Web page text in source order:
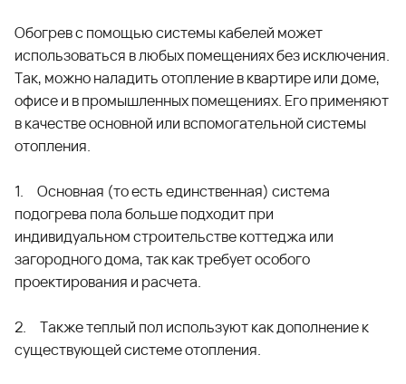
Обогрев с помощью системы кабелей может
использоваться в любых помещениях без исключения.
Так, можно наладить отопление в квартире или доме,
офисе и в промышленных помещениях. Его применяют
в качестве основной или вспомогательной системы
отопления.
1. Основная (то есть единственная) система
подогрева пола больше подходит при
индивидуальном строительстве коттеджа или
загородного дома, так как требует особого
проектирования и расчета.
2. Также теплый пол используют как дополнение к
существующей системе отопления.